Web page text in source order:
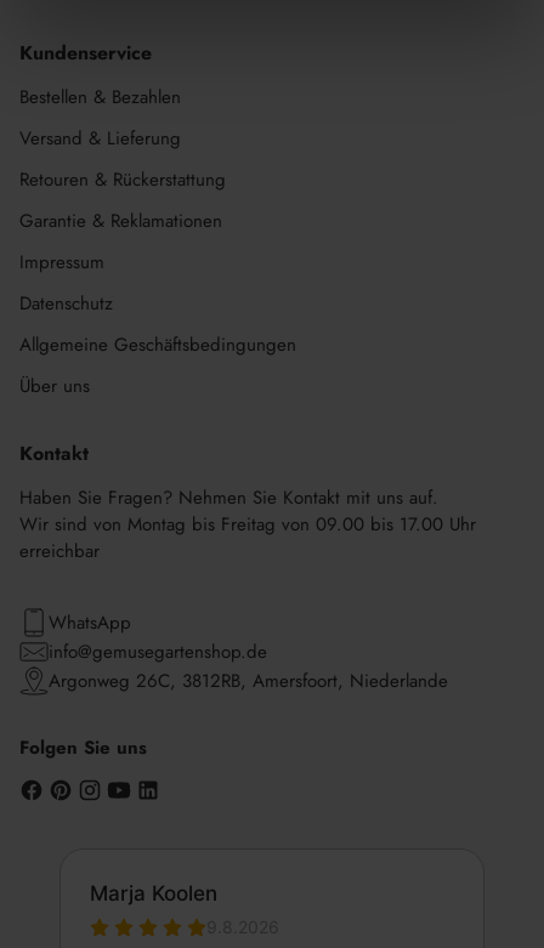
Kundenservice
Bestellen & Bezahlen
Versand & Lieferung
Retouren & Rückerstattung
Garantie & Reklamationen
Impressum
Datenschutz
Allgemeine Geschäftsbedingungen
Über uns
Kontakt
Haben Sie Fragen? Nehmen Sie Kontakt mit uns auf.
Wir sind von Montag bis Freitag von 09.00 bis 17.00 Uhr
erreichbar
WhatsApp
info@gemusegartenshop.de
Argonweg 26C, 3812RB, Amersfoort, Niederlande
Folgen Sie uns